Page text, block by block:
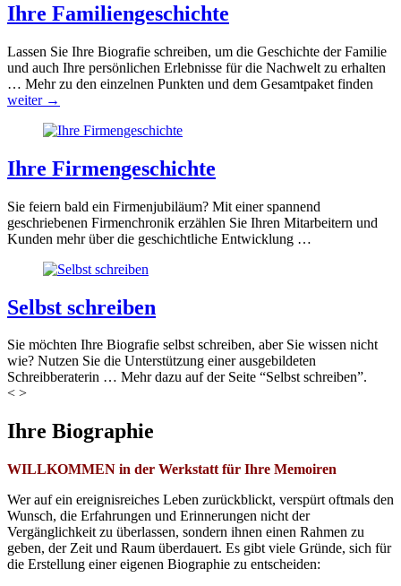
Ihre Familiengeschichte
Lassen Sie Ihre Biografie schreiben, um die Geschichte der Familie
und auch Ihre persönlichen Erlebnisse für die Nachwelt zu erhalten
… Mehr zu den einzelnen Punkten und dem Gesamtpaket finden
weiter →
Ihre Firmengeschichte
Sie feiern bald ein Firmenjubiläum? Mit einer spannend
geschriebenen Firmenchronik erzählen Sie Ihren Mitarbeitern und
Kunden mehr über die geschichtliche Entwicklung …
Selbst schreiben
Sie möchten Ihre Biografie selbst schreiben, aber Sie wissen nicht
wie? Nutzen Sie die Unterstützung einer ausgebildeten
Schreibberaterin … Mehr dazu auf der Seite “Selbst schreiben”.
< >
Ihre Biographie
WILLKOMMEN in der Werkstatt für Ihre Memoiren
Wer auf ein ereignisreiches Leben zurückblickt, verspürt oftmals den
Wunsch, die Erfahrungen und Erinnerungen nicht der
Vergänglichkeit zu überlassen, sondern ihnen einen Rahmen zu
geben, der Zeit und Raum überdauert. Es gibt viele Gründe, sich für
die Erstellung einer eigenen Biographie zu entscheiden: